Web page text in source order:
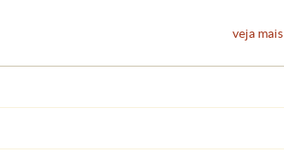
veja mais